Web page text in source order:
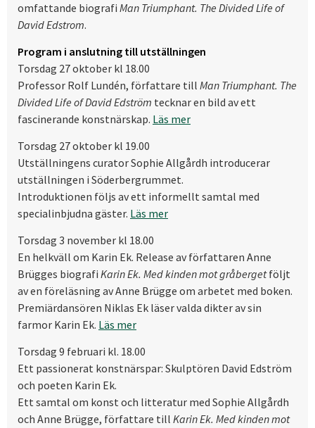
omfattande biografi Man Triumphant. The Divided Life of
David Edstrom.
Program i anslutning till utställningen
Torsdag 27 oktober kl 18.00
Professor Rolf Lundén, författare till Man Triumphant. The
Divided Life of David Edström tecknar en bild av ett
fascinerande konstnärskap. Läs mer
Torsdag 27 oktober kl 19.00
Utställningens curator Sophie Allgårdh introducerar
utställningen i Söderbergrummet.
Introduktionen följs av ett informellt samtal med
specialinbjudna gäster. Läs mer
Torsdag 3 november kl 18.00
En helkväll om Karin Ek. Release av författaren Anne
Brügges biografi Karin Ek. Med kinden mot gråbergetföljt
av en föreläsning av Anne Brügge om arbetet med boken.
Premiärdansören Niklas Ek läser valda dikter av sin
farmor Karin Ek. Läs mer
Torsdag 9 februari kl. 18.00
Ett passionerat konstnärspar: Skulptören David Edström
och poeten Karin Ek.
Ett samtal om konst och litteratur med Sophie Allgårdh
och Anne Brügge, författare till Karin Ek. Med kinden mot